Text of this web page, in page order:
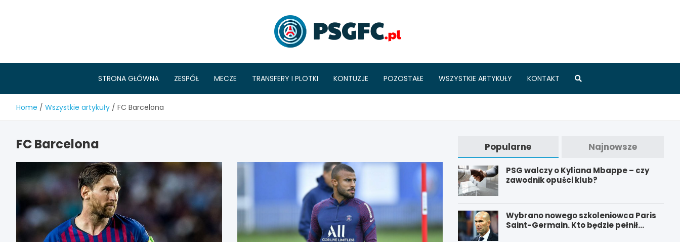
STRONA GŁÓWNA ZESPÓŁ MECZE TRANSFERY I PLOTKI KONTUZJE POZOSTAŁE WSZYSTKIE ARTYKUŁY KONTAKT
Home Wszystkie artykuły FC Barcelona
FC Barcelona Popularne Najnowsze
PSG walczy o Kyliana Mbappe – czy
zawodnik opuści klub?
Wybrano nowego szkoleniowca Paris
Saint-Germain. Kto będzie pełnił